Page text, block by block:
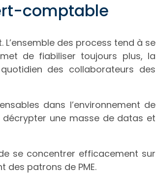
comptable
des process tend à se
de fiabiliser toujours plus, la
des collaborateurs des
dans l’environnement de
décrypter une masse de datas et
se concentrer efficacement sur
des patrons de PME.